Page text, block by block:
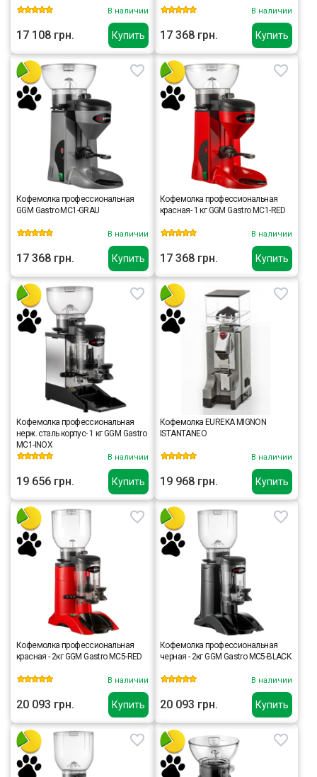
Купить
В наличии
17 108 грн. Купить
В наличии
17 368 грн.
Купить
Кофемолка профессиональная
GGM Gastro MC1-GRAU
В наличии
17 368 грн. Купить
Кофемолка профессиональная
красная- 1 кг GGM Gastro MC1-RED
В наличии
17 368 грн.
Купить
Кофемолка профессиональная
нерж. сталь корпус- 1 кг GGM Gastro
MC1-INOX
В наличии
19 656 грн. Купить
Кофемолка EUREKA MIGNON
ISTANTANEO
В наличии
19 968 грн.
Купить
Кофемолка профессиональная
красная - 2кг GGM Gastro MC5-RED
В наличии
20 093 грн. Купить
Кофемолка профессиональная
черная - 2кг GGM Gastro MC5-BLACK
В наличии
20 093 грн.